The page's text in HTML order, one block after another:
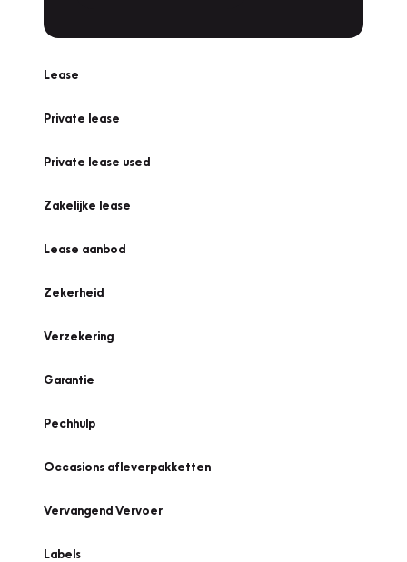
Lease
Private lease
Private lease used
Zakelijke lease
Lease aanbod
Zekerheid
Verzekering
Garantie
Pechhulp
Occasions afleverpakketten
Vervangend Vervoer
Labels